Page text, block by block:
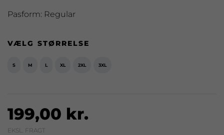
Pasform: Regular
VÆLG STØRRELSE
S M L XL 2XL 3XL
199,00 kr.
EKSL. FRAGT